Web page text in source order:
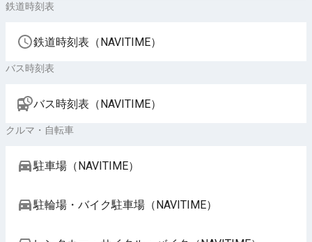
鉄道時刻表
鉄道時刻表（NAVITIME）
バス時刻表
バス時刻表（NAVITIME）
クルマ・自転車
駐車場（NAVITIME）
駐輪場・バイク駐車場（NAVITIME）